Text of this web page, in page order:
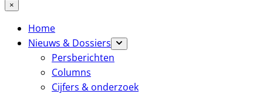
×
Home
Nieuws & Dossiers
Persberichten
Columns
Cijfers & onderzoek